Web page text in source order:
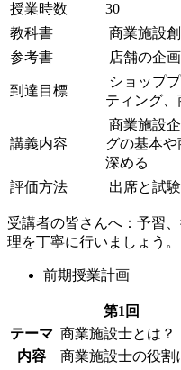
授業時数
30
教科書
商業施設
参考書
店舗の企
到達目標
ショップ
ティング
講義内容
商業施設
グの基本
深める
評価方法
出席と試
受講者の皆さんへ：予習
理を丁寧に行いましょう。
前期授業計画
第1回
テーマ 商業施設士とは？
内容
商業施設士の役割